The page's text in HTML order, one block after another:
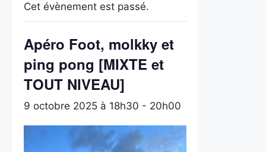
Cet évènement est passé.
Apéro Foot, molkky et
ping pong [MIXTE et
TOUT NIVEAU]
9 octobre 2025 à 18h30 - 20h00